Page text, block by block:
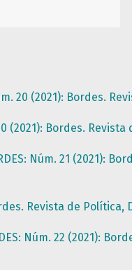
20 (2021): Bordes.
(2021): Bordes.
Núm. 21 (2021):
Revista de Política,
Núm. 22 (2021):